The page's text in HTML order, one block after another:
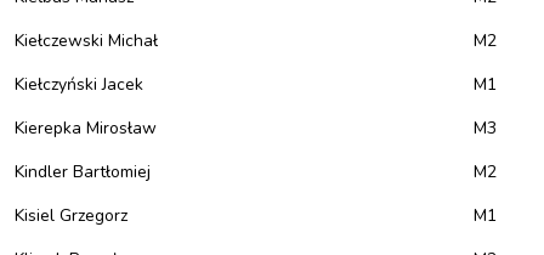
Kiełczewski Michał
M2
Kiełczyński Jacek
M1
Kierepka Mirosław
M3
Kindler Bartłomiej
M2
Kisiel Grzegorz
M1